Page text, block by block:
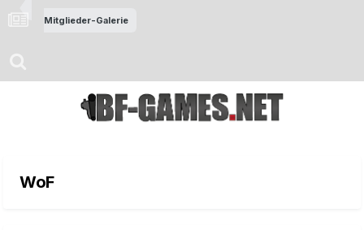
Mitglieder-Galerie
WoF